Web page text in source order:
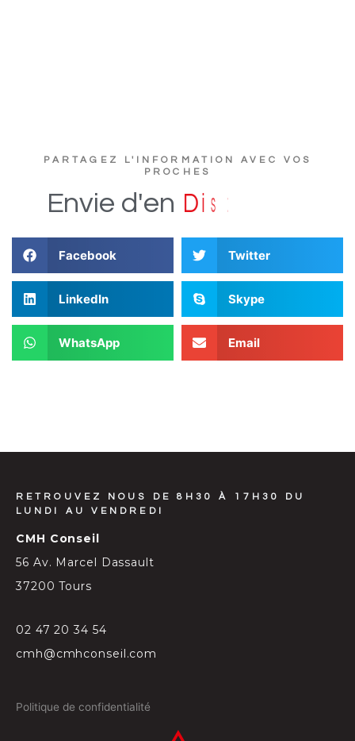
PARTAGEZ L'INFORMATION AVEC VOS
PROCHES
Envie d'en Di s c
Facebook Twitter
LinkedIn Skype
WhatsApp Email
RETROUVEZ NOUS DE 8H30 À 17H30 DU
LUNDI AU VENDREDI
CMH Conseil
56 Av. Marcel Dassault
37200 Tours
02 47 20 34 54
cmh@cmhconseil.com
Politique de confidentialité